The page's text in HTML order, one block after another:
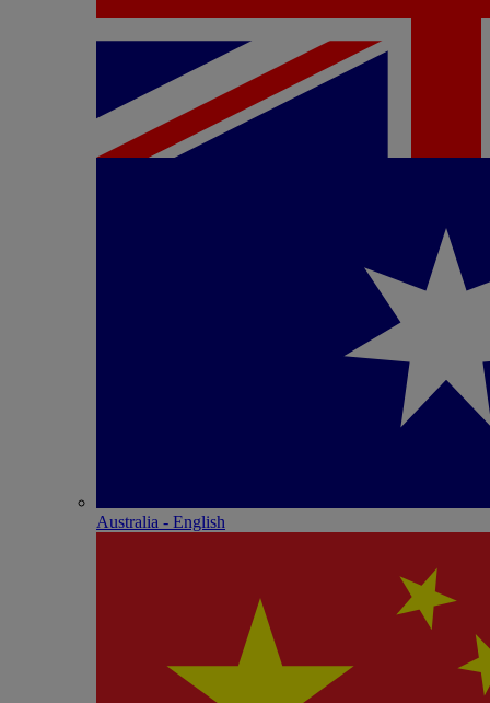
Australia - English